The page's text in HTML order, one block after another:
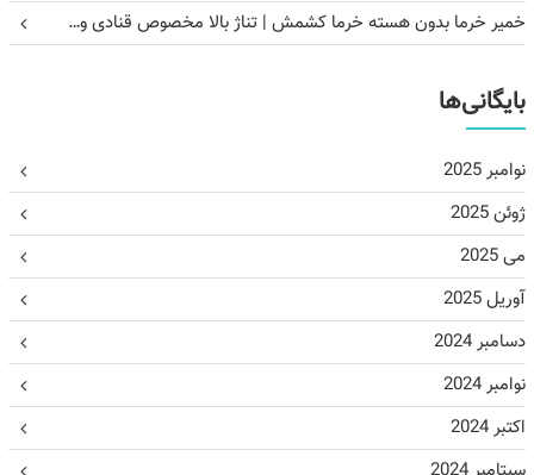
خمیر خرما بدون هسته خرما کشمش | تناژ بالا مخصوص قنادی و…
بایگانی‌ها
نوامبر 2025
ژوئن 2025
می 2025
آوریل 2025
دسامبر 2024
نوامبر 2024
اکتبر 2024